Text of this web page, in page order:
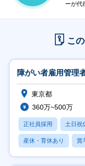
ーが代
こ
障がい者雇用管理
東京都
360万~500万
正社員採用 土日祝
産休・育休あり 賞